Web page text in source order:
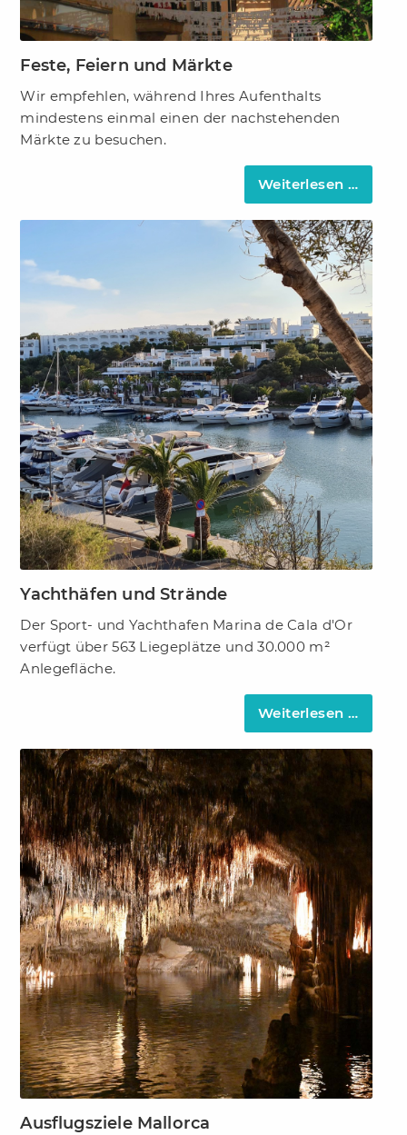
Feste, Feiern und Märkte
Wir empfehlen, während Ihres Aufenthalts
mindestens einmal einen der nachstehenden
Märkte zu besuchen.
Weiterlesen …
Yachthäfen und Strände
Der Sport- und Yachthafen Marina de Cala d'Or
verfügt über 563 Liegeplätze und 30.000 m²
Anlegefläche.
Weiterlesen …
Ausflugsziele Mallorca